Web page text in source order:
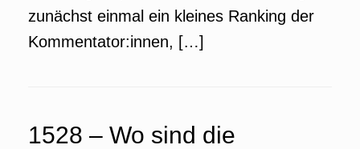
zunächst einmal ein kleines Ranking der
Kommentator:innen, […]
1528 – Wo sind die